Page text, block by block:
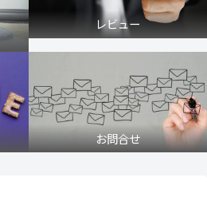
レビュー
お問合せ